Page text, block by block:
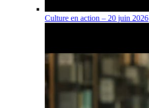
Culture en action – 20 juin 2026